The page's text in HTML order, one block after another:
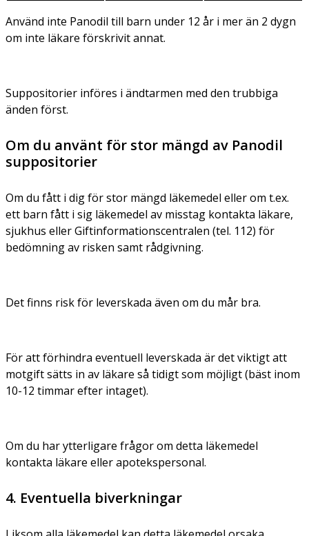
Använd inte Panodil till barn under 12 år i mer än 2 dygn
om inte läkare förskrivit annat.
Suppositorier införes i ändtarmen med den trubbiga
änden först.
Om du använt för stor mängd av Panodil
suppositorier
Om du fått i dig för stor mängd läkemedel eller om t.ex.
ett barn fått i sig läkemedel av misstag kontakta läkare,
sjukhus eller Giftinformationscentralen (tel. 112) för
bedömning av risken samt rådgivning.
Det finns risk för leverskada även om du mår bra.
För att förhindra eventuell leverskada är det viktigt att
motgift sätts in av läkare så tidigt som möjligt (bäst inom
10-12 timmar efter intaget).
Om du har ytterligare frågor om detta läkemedel
kontakta läkare eller apotekspersonal.
4. Eventuella biverkningar